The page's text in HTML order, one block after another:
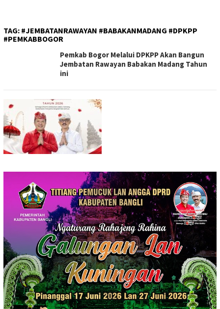
TAG: #JEMBATANRAWAYAN #BABAKANMADANG #DPKPP
#PEMKABBOGOR
Pemkab Bogor Melalui DPKPP Akan Bangun
Jembatan Rawayan Babakan Madang Tahun
ini